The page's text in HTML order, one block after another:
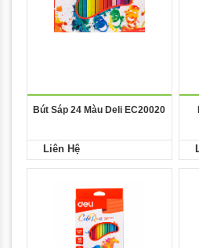
Bút Sáp 24 Màu Deli EC20020
Liên Hệ